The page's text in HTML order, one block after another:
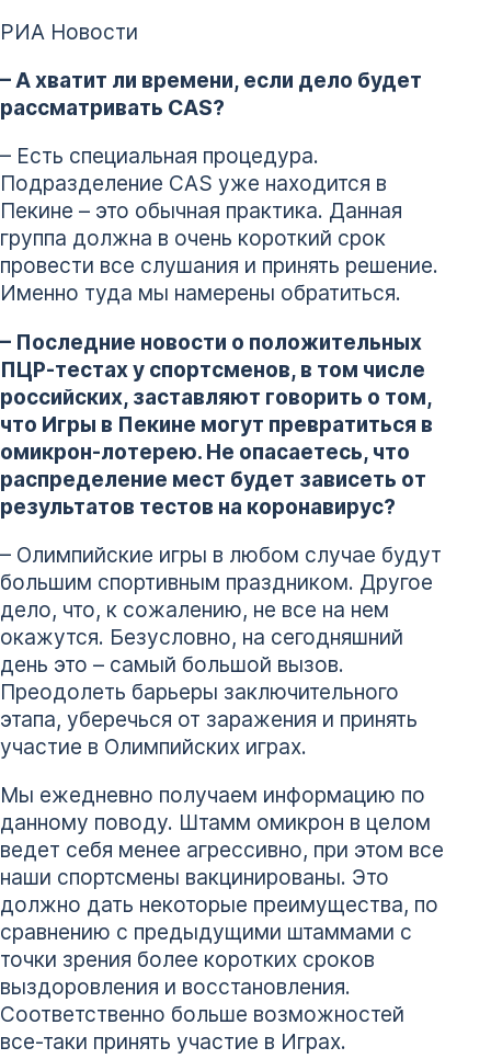
РИА Новости
– А хватит ли времени, если дело будет
рассматривать CAS?
– Есть специальная процедура.
Подразделение CAS уже находится в
Пекине – это обычная практика. Данная
группа должна в очень короткий срок
провести все слушания и принять решение.
Именно туда мы намерены обратиться.
– Последние новости о положительных
ПЦР-тестах у спортсменов, в том числе
российских, заставляют говорить о том,
что Игры в Пекине могут превратиться в
омикрон-лотерею. Не опасаетесь, что
распределение мест будет зависеть от
результатов тестов на коронавирус?
– Олимпийские игры в любом случае будут
большим спортивным праздником. Другое
дело, что, к сожалению, не все на нем
окажутся. Безусловно, на сегодняшний
день это – самый большой вызов.
Преодолеть барьеры заключительного
этапа, уберечься от заражения и принять
участие в Олимпийских играх.
Мы ежедневно получаем информацию по
данному поводу. Штамм омикрон в целом
ведет себя менее агрессивно, при этом все
наши спортсмены вакцинированы. Это
должно дать некоторые преимущества, по
сравнению с предыдущими штаммами с
точки зрения более коротких сроков
выздоровления и восстановления.
Соответственно больше возможностей
все-таки принять участие в Играх.